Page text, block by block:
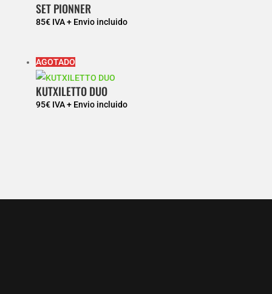
SET PIONNER
85€ IVA + Envio incluido
AGOTADO
KUTXILETTO DUO
95€ IVA + Envio incluido